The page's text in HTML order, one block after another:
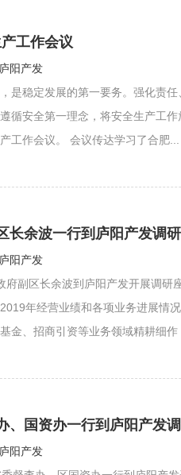
工作会议
阳产发
是稳定发展的第一要务。强化责
循安全第一理念，将安全生产工
工作会议。 会议传达学习了合肥...
长余波一行到庐阳产发调研
阳产发
府副区长余波到庐阳产发开展调
年经营业绩和各项业务进展
金、招商引资等业务领域精耕细作
、国资办一行到庐阳产发
阳产发